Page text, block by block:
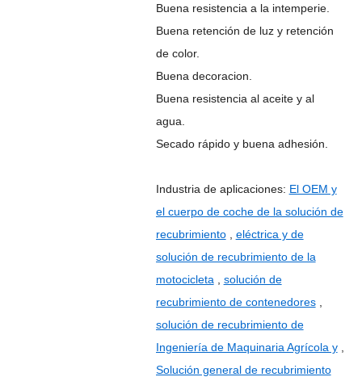
Buena resistencia a la intemperie.
Buena retención de luz y retención
de color.
Buena decoracion.
Buena resistencia al aceite y al
agua.
Secado rápido y buena adhesión.
Industria de aplicaciones: El OEM y
el cuerpo de coche de la solución de
recubrimiento, eléctrica y de
solución de recubrimiento de la
motocicleta
solución de
recubrimiento de contenedores,
solución de recubrimiento de
Ingeniería de Maquinaria Agrícola y,
Solución general de recubrimiento